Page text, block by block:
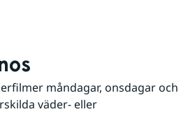
måndagar, onsdagar och
väder- eller